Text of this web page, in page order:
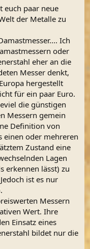
euch paar neue
der Metalle zu
Ich
oder
eher an die
Messer denkt,
hergestellt
für ein paar Euro.
die günstigen
Messern gemein
Definition von
einen oder mehreren
Zustand eine
Lagen
erkennen lässt) zu
ist es nur
Messern
Wert. Ihre
Einsatz eines
bildet nur die